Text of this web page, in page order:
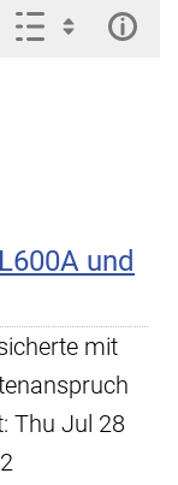
und
mit
Thu Jul 28